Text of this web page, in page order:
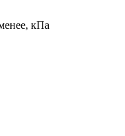
кПа